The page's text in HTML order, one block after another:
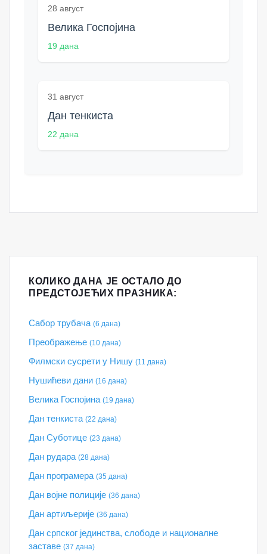
28 август
Велика Госпојина
19 дана
31 август
Дан тенкиста
22 дана
КОЛИКО ДАНА ЈЕ ОСТАЛО ДО
ПРЕДСТОЈЕЋИХ ПРАЗНИКА:
Сабор трубача (6 дана)
Преображење (10 дана)
Филмски сусрети у Нишу (11 дана)
Нушићеви дани (16 дана)
Велика Госпојина (19 дана)
Дан тенкиста (22 дана)
Дан Суботице (23 дана)
Дан рудара (28 дана)
Дан програмера (35 дана)
Дан војне полиције (36 дана)
Дан артиљерије (36 дана)
Дан српског јединства, слободе и националне
заставе (37 дана)